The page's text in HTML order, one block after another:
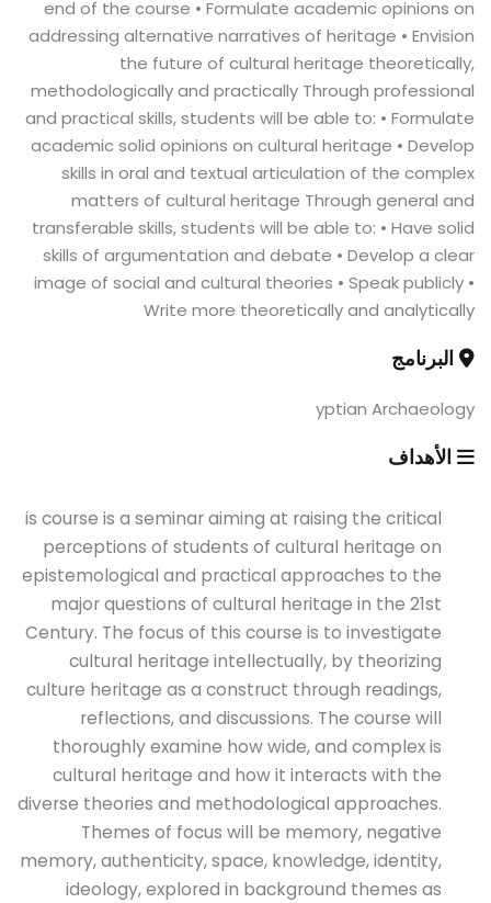
end of the course • Formulate academic opinions on
addressing alternative narratives of heritage • Envision
the future of cultural heritage theoretically,
methodologically and practically Through professional
and practical skills, students will be able to: • Formulate
academic solid opinions on cultural heritage • Develop
skills in oral and textual articulation of the complex
matters of cultural heritage Through general and
transferable skills, students will be able to: • Have solid
skills of argumentation and debate • Develop a clear
image of social and cultural theories • Speak publicly •
Write more theoretically and analytically
البرنامج
yptian Archaeology
الأهداف
is course is a seminar aiming at raising the critical
perceptions of students of cultural heritage on
epistemological and practical approaches to the
major questions of cultural heritage in the 21st
Century. The focus of this course is to investigate
cultural heritage intellectually, by theorizing
culture heritage as a construct through readings,
reflections, and discussions. The course will
thoroughly examine how wide, and complex is
cultural heritage and how it interacts with the
diverse theories and methodological approaches.
Themes of focus will be memory, negative
memory, authenticity, space, knowledge, identity,
ideology, explored in background themes as